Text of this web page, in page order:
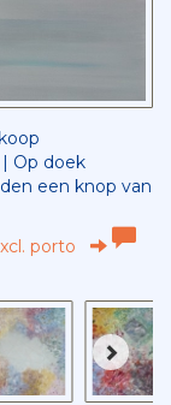
Op doek
een knop van
porto